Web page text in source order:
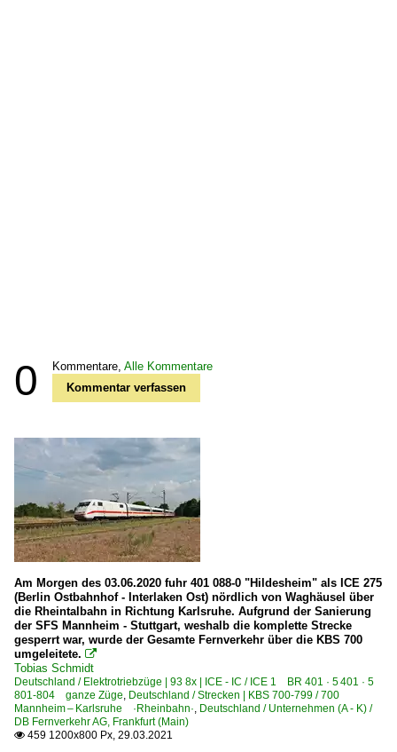
0 Kommentare, Alle Kommentare
Kommentar verfassen
Am Morgen des 03.06.2020 fuhr 401 088-0 "Hildesheim" als ICE 275
(Berlin Ostbahnhof - Interlaken Ost) nördlich von Waghäusel über
die Rheintalbahn in Richtung Karlsruhe. Aufgrund der Sanierung
der SFS Mannheim - Stuttgart, weshalb die komplette Strecke
gesperrt war, wurde der Gesamte Fernverkehr über die KBS 700
umgeleitete. 
Tobias Schmidt
Deutschland / Elektrotriebzüge | 93 8x | ICE - IC / ICE 1 BR 401 · 5 401 · 5
801-804 ganze Züge, Deutschland / Strecken | KBS 700-799 / 700
Mannheim – Karlsruhe ·Rheinbahn·, Deutschland / Unternehmen (A - K) /
DB Fernverkehr AG, Frankfurt (Main)
 459 1200x800 Px, 29.03.2021